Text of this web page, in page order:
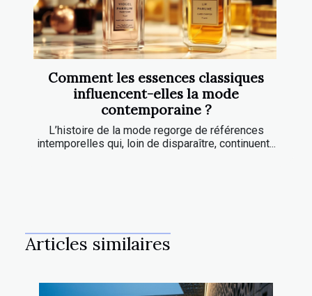
Comment les essences classiques
influencent-elles la mode
contemporaine ?
L’histoire de la mode regorge de références
intemporelles qui, loin de disparaître, continuent...
Articles similaires